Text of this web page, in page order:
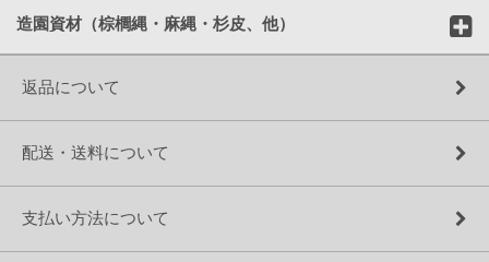
造園資材（棕櫚縄・麻縄・杉皮、他）
返品について
配送・送料について
支払い方法について